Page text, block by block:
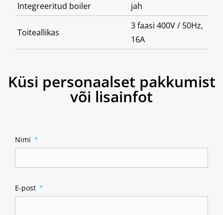
Integreeritud boiler
jah
Toiteallikas
3 faasi 400V / 50Hz,
16A
Küsi personaalset pakkumist
või lisainfot
Nimi
E-post